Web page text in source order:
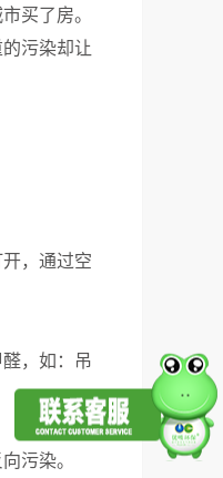
买了房。
污染却让
，通过空
，如：吊
污染。